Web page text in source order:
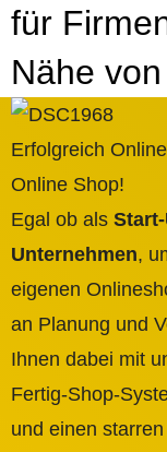
für
Nähe
Erfolgreich
Online Shop!
Egal ob als
Unternehmen,
eigenen
an Planung und
Ihnen dabei mit
Fertig-Shop-
und einen